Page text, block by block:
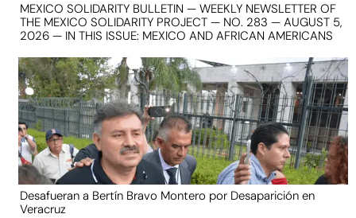
MEXICO SOLIDARITY BULLETIN — WEEKLY NEWSLETTER OF
THE MEXICO SOLIDARITY PROJECT — NO. 283 — AUGUST 5,
2026 — IN THIS ISSUE: MEXICO AND AFRICAN AMERICANS
Desafueran a Bertín Bravo Montero por Desaparición en
Veracruz